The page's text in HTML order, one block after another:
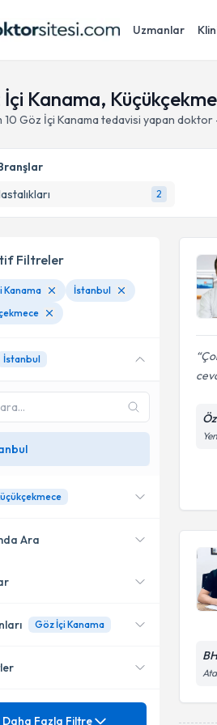
Uzmanlar
İçi Kanama,
10 Göz İçi Kanama tedavisi yapan doktor
2
Filtreler
Kanama
İstanbul
İstanbul
Ara
yakın uzmanları
Hastalıkları
Göz İçi Kanama
lens cerrahisi
Daha Fazla Filtre